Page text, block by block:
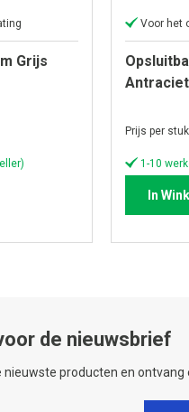
Grijs
Voor het
Antraciet
Prijs per stuk
1-10
In
de nieuwsbrief
nieuwste producten en ontvang